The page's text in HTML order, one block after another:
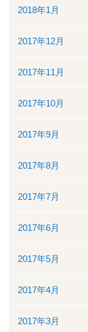
2018年1月
2017年12月
2017年11月
2017年10月
2017年9月
2017年8月
2017年7月
2017年6月
2017年5月
2017年4月
2017年3月